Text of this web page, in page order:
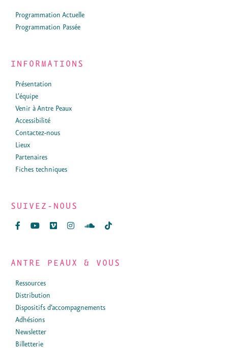
Programmation Actuelle
Programmation Passée
INFORMATIONS
Présentation
L’équipe
Venir à Antre Peaux
Accessibilité
Contactez-nous
Lieux
Partenaires
Fiches techniques
SUIVEZ-NOUS
ANTRE PEAUX & VOUS
Ressources
Distribution
Dispositifs d’accompagnements
Adhésions
Newsletter
Billetterie